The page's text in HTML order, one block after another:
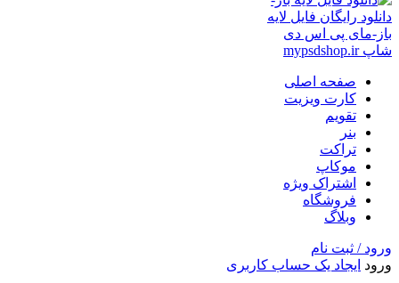
صفحه اصلی
کارت ویزیت
تقویم
بنر
تراکت
موکاپ
اشتراک ویژه
فروشگاه
وبلاگ
ورود / ثبت نام
ورود ایجاد یک حساب کاربری